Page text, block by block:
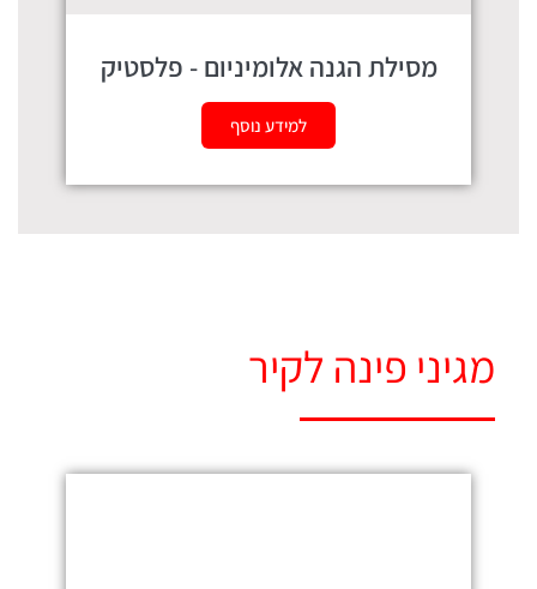
מסילת הגנה אלומיניום - פלסטיק
למידע נוסף
מגיני פינה לקיר